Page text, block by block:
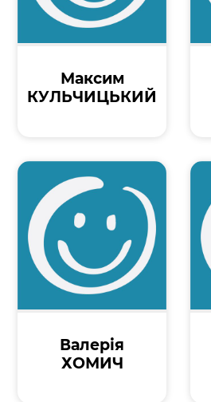
Максим
КУЛЬЧИЦЬКИЙ
Валерія
ХОМИЧ